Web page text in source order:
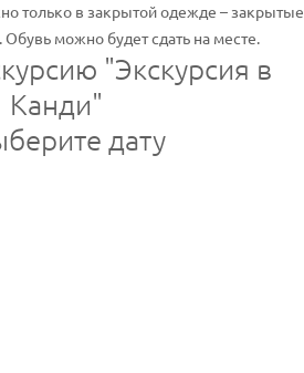
только в закрытой одежде – закрытые
можно будет сдать на месте.
"Экскурсия в
Канди"
дату